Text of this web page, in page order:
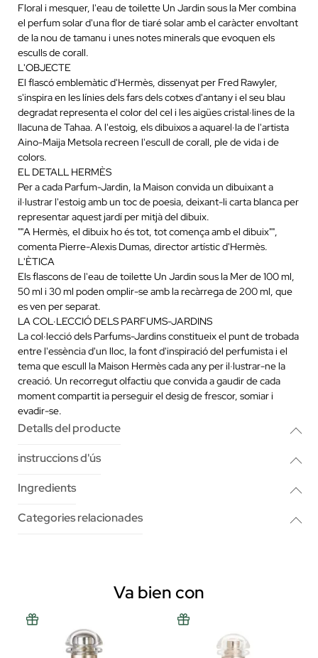
Floral i mesquer, l'eau de toilette Un Jardin sous la Mer combina
el perfum solar d'una flor de tiaré solar amb el caràcter envoltant
de la nou de tamanu i unes notes minerals que evoquen els
esculls de corall.
L'OBJECTE
El flascó emblemàtic d'Hermès, dissenyat per Fred Rawyler,
s'inspira en les línies dels fars dels cotxes d'antany i el seu blau
degradat representa el color del cel i les aigües cristal·lines de la
llacuna de Tahaa. A l'estoig, els dibuixos a aquarel·la de l'artista
Aino-Maija Metsola recreen l'escull de corall, ple de vida i de
colors.
EL DETALL HERMÈS
Per a cada Parfum-Jardin, la Maison convida un dibuixant a
il·lustrar l'estoig amb un toc de poesia, deixant-li carta blanca per
representar aquest jardí per mitjà del dibuix.
""A Hermès, el dibuix ho és tot, tot comença amb el dibuix"",
comenta Pierre-Alexis Dumas, director artístic d'Hermès.
L'ÈTICA
Els flascons de l'eau de toilette Un Jardin sous la Mer de 100 ml,
50 ml i 30 ml poden omplir-se amb la recàrrega de 200 ml, que
es ven per separat.
LA COL·LECCIÓ DELS PARFUMS-JARDINS
La col·lecció dels Parfums-Jardins constitueix el punt de trobada
entre l'essència d'un lloc, la font d'inspiració del perfumista i el
tema que escull la Maison Hermès cada any per il·lustrar-ne la
creació. Un recorregut olfactiu que convida a gaudir de cada
moment compartit ia perseguir el desig de frescor, somiar i
evadir-se.
Detalls del producte
instruccions d'ús
Ingredients
Categories relacionades
Va bien con